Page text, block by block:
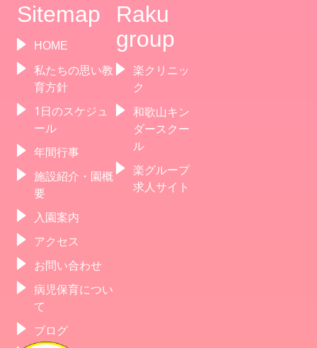
Sitemap
HOME
私たちの思い教
育方針
1日のスケジュ
ール
年間行事
施設紹介・園概
要
入園案内
アクセス
お問い合わせ
病児保育につい
て
ブログ
Raku
group
楽クリニッ
ク
和歌山キン
ダースクー
ル
楽グループ
求人サイト